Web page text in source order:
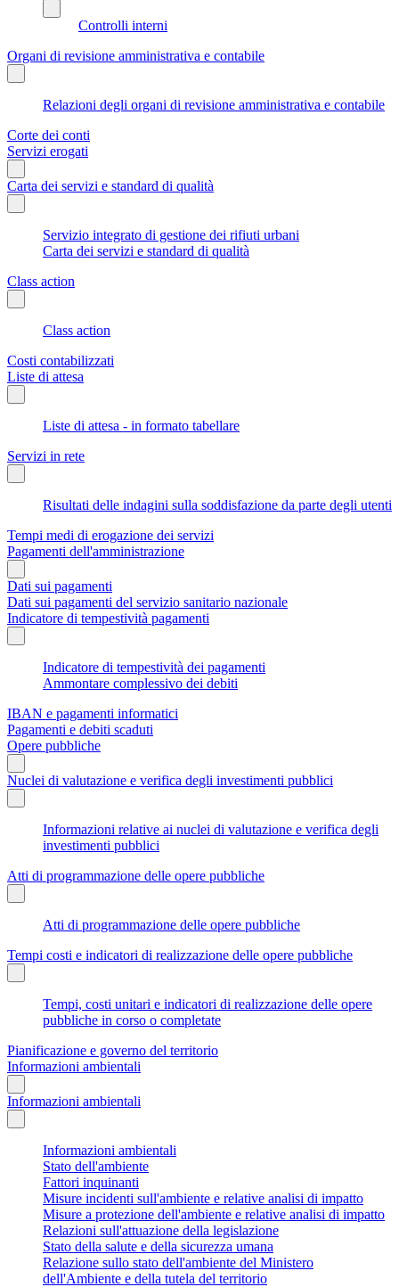
Controlli interni
Organi di revisione amministrativa e contabile
Relazioni degli organi di revisione amministrativa e contabile
Corte dei conti
Servizi erogati
Carta dei servizi e standard di qualità
Servizio integrato di gestione dei rifiuti urbani
Carta dei servizi e standard di qualità
Class action
Class action
Costi contabilizzati
Liste di attesa
Liste di attesa - in formato tabellare
Servizi in rete
Risultati delle indagini sulla soddisfazione da parte degli utenti
Tempi medi di erogazione dei servizi
Pagamenti dell'amministrazione
Dati sui pagamenti
Dati sui pagamenti del servizio sanitario nazionale
Indicatore di tempestività pagamenti
Indicatore di tempestività dei pagamenti
Ammontare complessivo dei debiti
IBAN e pagamenti informatici
Pagamenti e debiti scaduti
Opere pubbliche
Nuclei di valutazione e verifica degli investimenti pubblici
Informazioni relative ai nuclei di valutazione e verifica degli
investimenti pubblici
Atti di programmazione delle opere pubbliche
Atti di programmazione delle opere pubbliche
Tempi costi e indicatori di realizzazione delle opere pubbliche
Tempi, costi unitari e indicatori di realizzazione delle opere
pubbliche in corso o completate
Pianificazione e governo del territorio
Informazioni ambientali
Informazioni ambientali
Informazioni ambientali
Stato dell'ambiente
Fattori inquinanti
Misure incidenti sull'ambiente e relative analisi di impatto
Misure a protezione dell'ambiente e relative analisi di impatto
Relazioni sull'attuazione della legislazione
Stato della salute e della sicurezza umana
Relazione sullo stato dell'ambiente del Ministero
dell'Ambiente e della tutela del territorio